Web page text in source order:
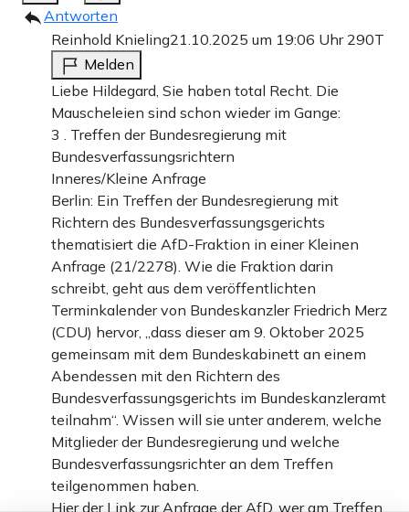
Antworten
Reinhold Knieling21.10.2025 um 19:06 Uhr 290T
Melden
Liebe Hildegard, Sie haben total Recht. Die
Mauscheleien sind schon wieder im Gange:
3 . Treffen der Bundesregierung mit
Bundesverfassungsrichtern
Inneres/Kleine Anfrage
Berlin: Ein Treffen der Bundesregierung mit
Richtern des Bundesverfassungsgerichts
thematisiert die AfD-Fraktion in einer Kleinen
Anfrage (21/2278). Wie die Fraktion darin
schreibt, geht aus dem veröffentlichten
Terminkalender von Bundeskanzler Friedrich Merz
(CDU) hervor, „dass dieser am 9. Oktober 2025
gemeinsam mit dem Bundeskabinett an einem
Abendessen mit den Richtern des
Bundesverfassungsgerichts im Bundeskanzleramt
teilnahm“. Wissen will sie unter anderem, welche
Mitglieder der Bundesregierung und welche
Bundesverfassungsrichter an dem Treffen
teilgenommen haben.
Hier der Link zur Anfrage der AfD, wer am Treffen